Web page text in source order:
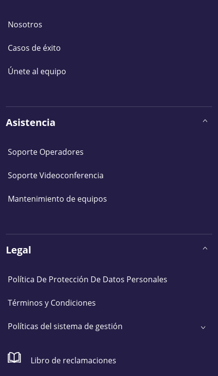
Nosotros
Casos de éxito
Únete al equipo
Asistencia
Soporte Operadores
Soporte Videoconferencia
Mantenimiento de equipos
Legal
Política De Protección De Datos Personales
Términos y Condiciones
Políticas del sistema de gestión
Libro de reclamaciones